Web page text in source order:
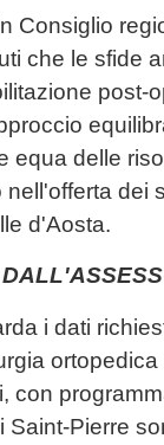
Consiglio
che le sfide
post-
equa delle
dei
d'Aosta.
i dati
con
Saint-Pierre